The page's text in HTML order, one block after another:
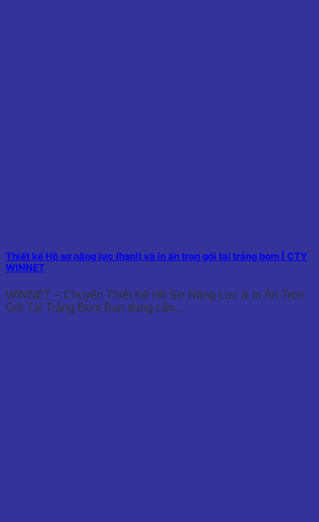
Thiết kế Hồ sơ năng lực (hsnl) và in ấn trọn gói tại trảng bom | CTY
WINNET
WINNET – Chuyên Thiết Kế Hồ Sơ Năng Lực & In Ấn Trọn
Gói Tại Trảng Bom Bạn đang cần...